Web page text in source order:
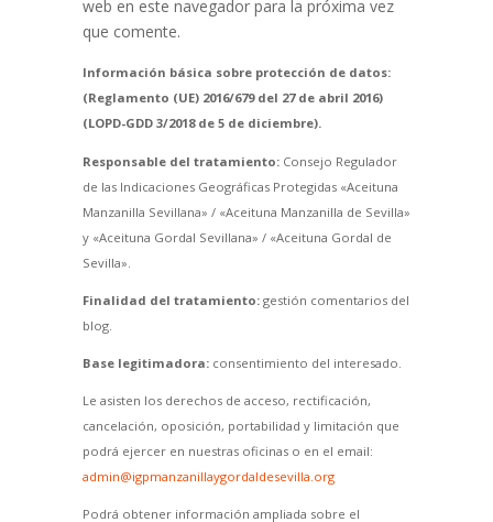
web en este navegador para la próxima vez
que comente.
Información básica sobre protección de datos:
(Reglamento (UE) 2016/679 del 27 de abril 2016)
(LOPD-GDD 3/2018 de 5 de diciembre).
Responsable del tratamiento:Consejo Regulador
de las Indicaciones Geográficas Protegidas «Aceituna
Manzanilla Sevillana» / «Aceituna Manzanilla de Sevilla»
y «Aceituna Gordal Sevillana» / «Aceituna Gordal de
Sevilla».
Finalidad del tratamiento:gestión comentarios del
blog.
Base legitimadora:consentimiento del interesado.
Le asisten los derechos de acceso, rectificación,
cancelación, oposición, portabilidad y limitación que
podrá ejercer en nuestras oficinas o en el email:
admin@igpmanzanillaygordaldesevilla.org
Podrá obtener información ampliada sobre el